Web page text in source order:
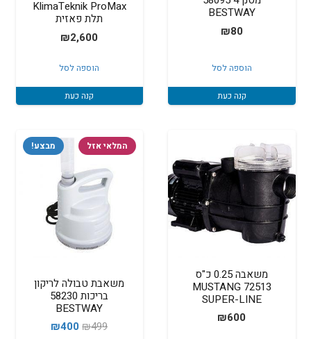
BESTWAY
₪80
הוספה לסל
קנה כעת
KlimaTeknik ProMax
תלת פאזית
₪2,600
הוספה לסל
קנה כעת
משאבה 0.25 כ"ס
72513 MUSTANG
SUPER-LINE
₪600
מבצע! המלאי אזל
משאבת טבולה לריקון
בריכות 58230
BESTWAY
₪499
המחיר
₪400 המחיר